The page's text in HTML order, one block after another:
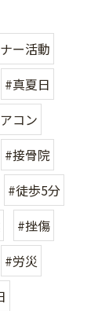
ー活動
#真夏日
コン
#接骨院
#徒歩5分
#挫傷
#労災